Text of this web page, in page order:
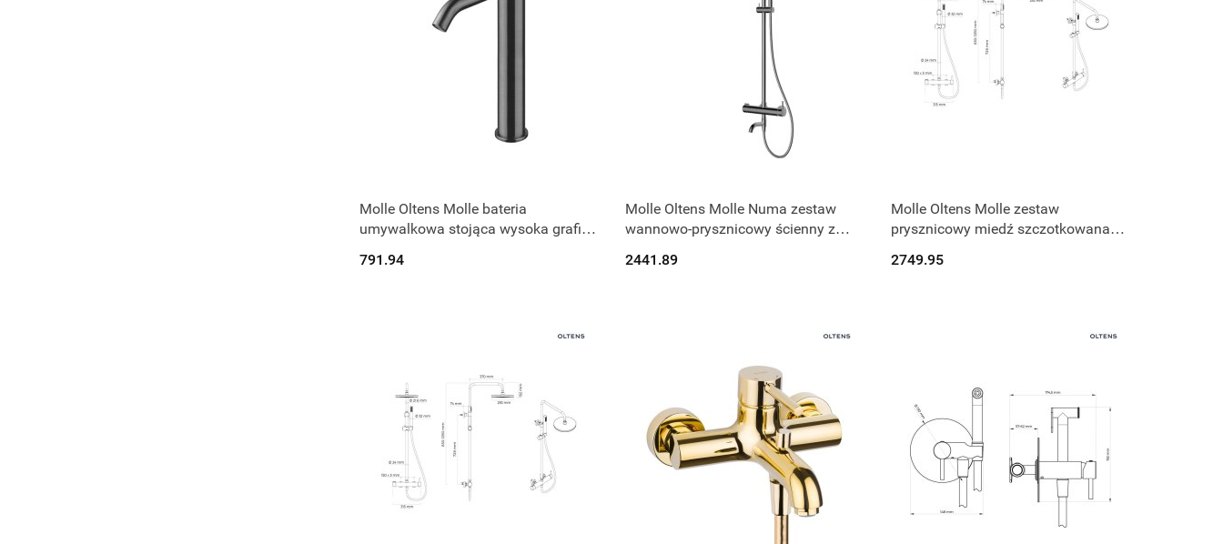
Produkt niedostępny
Molle Oltens Molle bateria
umywalkowa stojąca wysoka grafit
791.94
Produkt niedostępny
Molle Oltens Molle Numa zestaw
wannowo-prysznicowy ścienny z
2441.89
Produkt niedostępny
Molle Oltens Molle zestaw
prysznicowy miedź szczotkowana
2749.95